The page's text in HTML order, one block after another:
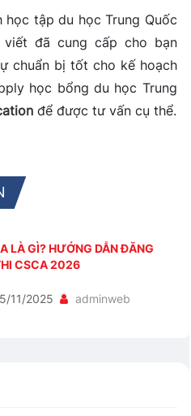
học tập du học Trung Quốc
đã cung cấp cho bạn
chuẩn bị tốt cho kế hoạch
học bổng du học Trung
để được tư vấn cụ thể.
LÀ GÌ? HƯỚNG DẪN ĐĂNG
CSCA 2026
11/2025 adminweb